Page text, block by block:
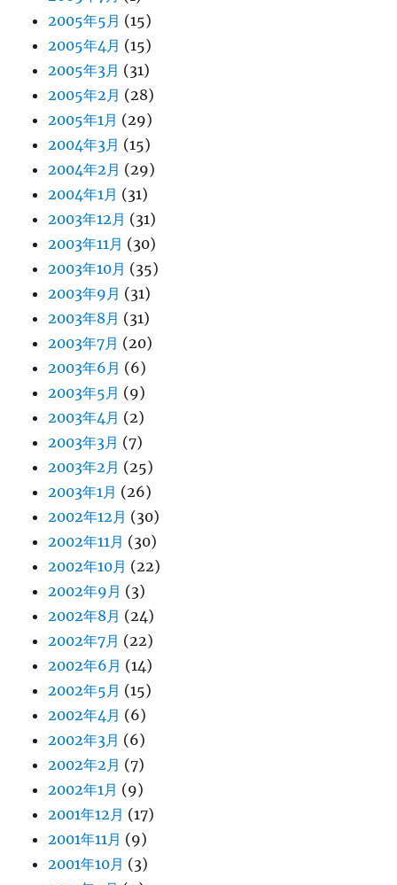
2005年5月 (15)
2005年4月 (15)
2005年3月 (31)
2005年2月 (28)
2005年1月 (29)
2004年3月 (15)
2004年2月 (29)
2004年1月 (31)
2003年12月 (31)
2003年11月 (30)
2003年10月 (35)
2003年9月 (31)
2003年8月 (31)
2003年7月 (20)
2003年6月 (6)
2003年5月 (9)
2003年4月 (2)
2003年3月 (7)
2003年2月 (25)
2003年1月 (26)
2002年12月 (30)
2002年11月 (30)
2002年10月 (22)
2002年9月 (3)
2002年8月 (24)
2002年7月 (22)
2002年6月 (14)
2002年5月 (15)
2002年4月 (6)
2002年3月 (6)
2002年2月 (7)
2002年1月 (9)
2001年12月 (17)
2001年11月 (9)
2001年10月 (3)